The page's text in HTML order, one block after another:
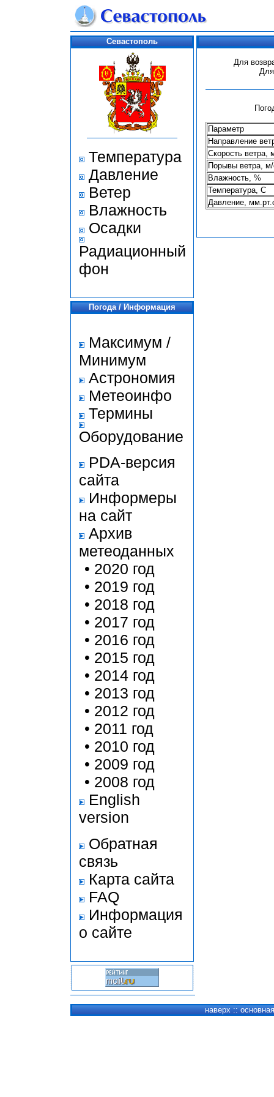
Севастополь
Температура
Давление
Ветер
Влажность
Осадки
Радиационный
фон
Погода / Информация
Максимум /
Минимум
Астрономия
Метеоинфо
Термины
Оборудование
PDA-версия
сайта
Информеры
на сайт
Архив
метеоданных
• 2020 год
• 2019 год
• 2018 год
• 2017 год
• 2016 год
• 2015 год
• 2014 год
• 2013 год
• 2012 год
• 2011 год
• 2010 год
• 2009 год
• 2008 год
English
version
Обратная
связь
Карта сайта
FAQ
Информация
о сайте
Для
Параметр
Направление
Скорость ветра,
Порывы ветра,
Влажность, %
Температура, С
Давление,
наверх ::основная